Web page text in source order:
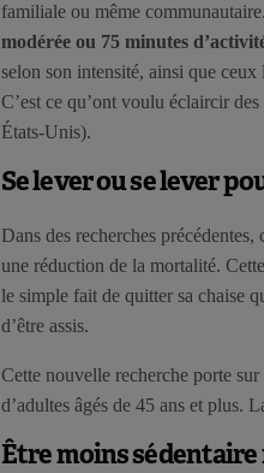
familiale ou même
modérée ou 75 minutes
selon son intensité, ainsi que
C’est ce qu’ont voulu éclaircir
États-Unis).
Se lever ou se lever
Dans des recherches
une réduction de la mortalité.
le simple fait de quitter sa chaise
d’être assis.
Cette nouvelle recherche porte
d’adultes âgés de 45 ans et plus.
Être moins